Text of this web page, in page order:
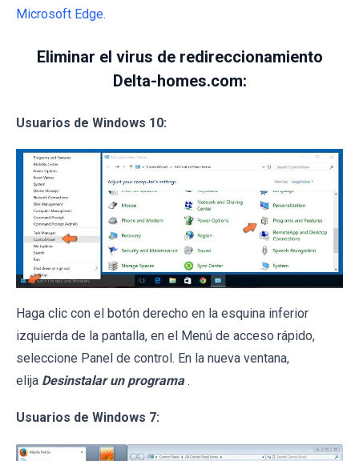
Microsoft Edge.
Eliminar el virus de redireccionamiento
Delta-homes.com:
Usuarios de Windows 10:
Haga clic con el botón derecho en la esquina inferior
izquierda de la pantalla, en el Menú de acceso rápido,
seleccione Panel de control. En la nueva ventana,
elija Desinstalar un programa .
Usuarios de Windows 7: